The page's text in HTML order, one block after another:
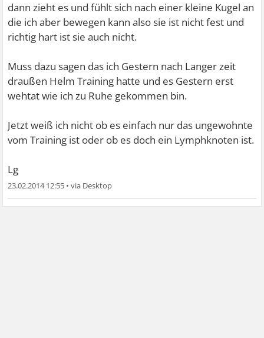
dann zieht es und fühlt sich nach einer kleine Kugel an
die ich aber bewegen kann also sie ist nicht fest und
richtig hart ist sie auch nicht.
Muss dazu sagen das ich Gestern nach Langer zeit
draußen Helm Training hatte und es Gestern erst
wehtat wie ich zu Ruhe gekommen bin.
Jetzt weiß ich nicht ob es einfach nur das ungewohnte
vom Training ist oder ob es doch ein Lymphknoten ist.
Lg
23.02.2014 12:55 •